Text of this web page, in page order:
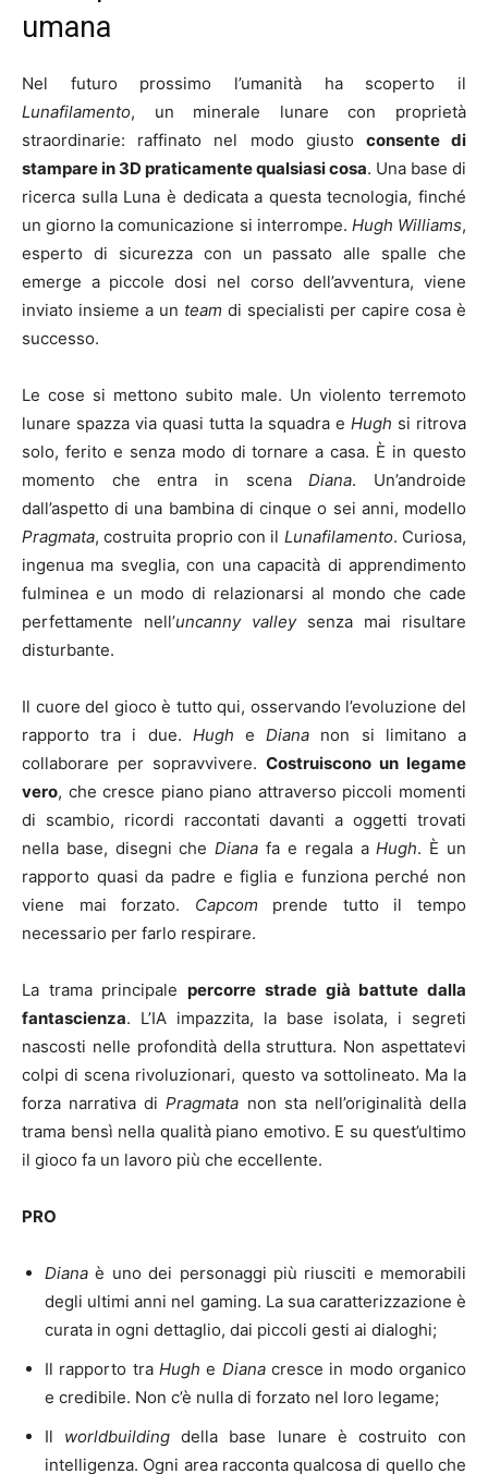
umana
Nel futuro prossimo l’umanità ha scoperto il
Lunafilamento, un minerale lunare con proprietà
straordinarie: raffinato nel modo giusto consente di
stampare in 3D praticamente qualsiasi cosa. Una base di
ricerca sulla Luna è dedicata a questa tecnologia, finché
un giorno la comunicazione si interrompe. Hugh Williams,
esperto di sicurezza con un passato alle spalle che
emerge a piccole dosi nel corso dell’avventura, viene
inviato insieme a un team di specialisti per capire cosa è
successo.
Le cose si mettono subito male. Un violento terremoto
lunare spazza via quasi tutta la squadra e Hugh si ritrova
solo, ferito e senza modo di tornare a casa. È in questo
momento che entra in scenaDiana. Un’androide
dall’aspetto di una bambina di cinque o sei anni, modello
Pragmata, costruita proprio con il Lunafilamento. Curiosa,
ingenua ma sveglia, con una capacità di apprendimento
fulminea e un modo di relazionarsi al mondo che cade
perfettamente nell’uncanny valleysenza mai risultare
disturbante.
Il cuore del gioco è tutto qui, osservando l’evoluzione del
rapporto tra i due. Hugh eDiana non si limitano a
collaborare per sopravvivere. Costruiscono un legame
vero, che cresce piano piano attraverso piccoli momenti
di scambio, ricordi raccontati davanti a oggetti trovati
nella base, disegni cheDiana fa e regala aHugh. È un
rapporto quasi da padre e figlia e funziona perché non
viene mai forzato. Capcomprende tutto il tempo
necessario per farlo respirare.
La trama principalepercorre strade già battute dalla
fantascienza. L’IA impazzita, la base isolata, i segreti
nascosti nelle profondità della struttura. Non aspettatevi
colpi di scena rivoluzionari, questo va sottolineato. Ma la
forza narrativa diPragmata non sta nell’originalità della
trama bensì nella qualità piano emotivo. E su quest’ultimo
il gioco fa un lavoro più che eccellente.
PRO
Diana è uno dei personaggi più riusciti e memorabili
degli ultimi anni nel gaming. La sua caratterizzazione è
curata in ogni dettaglio, dai piccoli gesti ai dialoghi;
Il rapporto tra Hugh e Dianacresce in modo organico
e credibile. Non c’è nulla di forzato nel loro legame;
Il worldbuilding della base lunare è costruito con
intelligenza. Ogni area racconta qualcosa di quello che